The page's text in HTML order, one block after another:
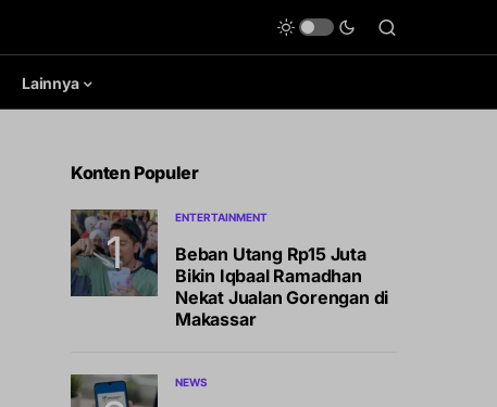
Lainnya
Konten Populer
ENTERTAINMENT
Beban Utang Rp15 Juta
Bikin Iqbaal Ramadhan
Nekat Jualan Gorengan di
Makassar
NEWS